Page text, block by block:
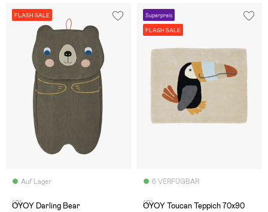
FLASH SALE
Auf Lager
(0)
OYOY Darling Bear
Superpreis
FLASH SALE
6 VERFÜGBAR
(0)
OYOY Toucan Teppich 70x90